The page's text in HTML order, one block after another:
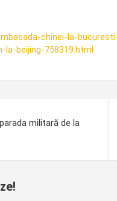
chinei-la-
beijing-758319.html
militară de la